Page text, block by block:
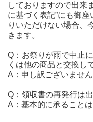
しておりますので出来
に基づく表記”にも御
りいただけない場合、
きます。
Q：お祭りが雨で中止
くは他の商品と交換し
A：申し訳ございませ
Q：領収書の再発行は
A：基本的に承ることは